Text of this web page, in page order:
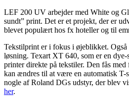
LEF 200 UV arbejder med White og
sundt” print. Det er et projekt, der er
blevet populært hos fx hoteller og til
Tekstilprint er i fokus i øjeblikket.
løsning. Texart XT 640, som er en
printer direkte på tekstiler. Den fås
kan ændres til at være en automatisk
nogle af Roland DGs udstyr, der blev
her.